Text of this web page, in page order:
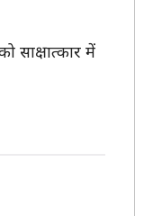
साक्षात्कार में